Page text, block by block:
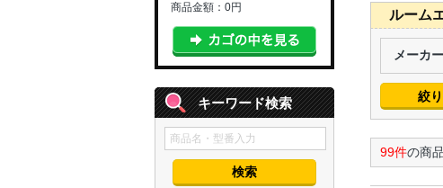
ルーム
メーカー
99件の商
商品金額： 0円
キーワード検索